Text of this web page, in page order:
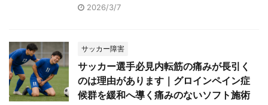
2026/3/7
サッカー障害
サッカー選手必見内転筋の痛みが長引く
のは理由があります｜グロインペイン症
候群を緩和へ導く痛みのないソフト施術